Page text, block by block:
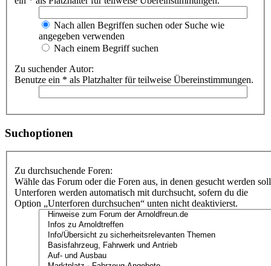
Nach allen Begriffen suchen oder Suche wie
angegeben verwenden
Nach einem Begriff suchen
Zu suchender Autor:
Benutze ein * als Platzhalter für teilweise Übereinstimmungen.
Suchoptionen
Zu durchsuchende Foren:
Wähle das Forum oder die Foren aus, in denen gesucht werden
Unterforen werden automatisch mit durchsucht, sofern du die
Option „Unterforen durchsuchen“ unten nicht deaktivierst.